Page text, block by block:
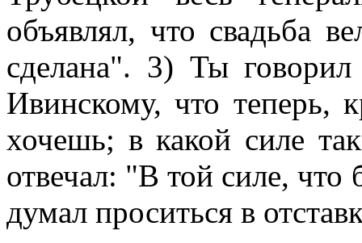
объявлял, что свадьба
сделана". 3) Ты говорил
Ивинскому, что теперь,
хочешь; в какой силе
отвечал: "В той силе,
думал проситься в